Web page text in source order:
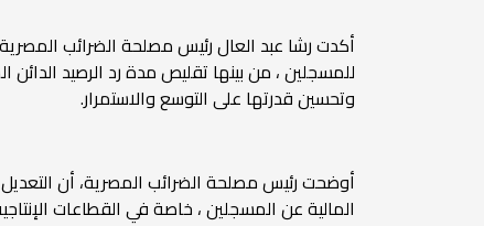
أكدت رشا عبد العال رئيس مصلحة الضرائب
للمسجلين ، من بينها تقليص مدة رد الرصيد
وتحسين قدرتها على التوسع والاستمرار.
أوضحت رئيس مصلحة الضرائب المصرية، أن التعديل
المالية عن المسجلين ، خاصة في القطاعات